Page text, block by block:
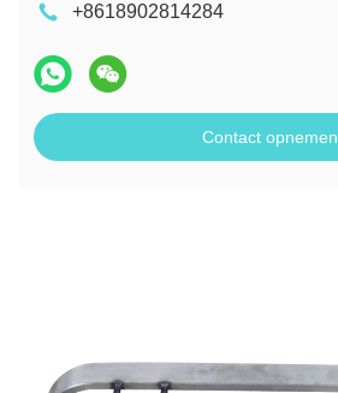
+8618902814284
Contact opnemen